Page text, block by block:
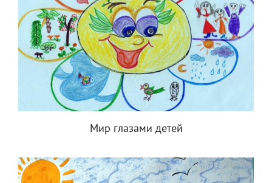
Мир глазами детей